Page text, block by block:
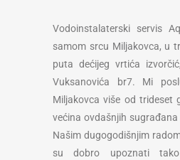
Vodoinstalaterski servis
samom srcu Miljakovca, u
puta dećijeg vrtića
Vuksanovića br7. Mi
Miljakovca više od trideset
većina ovdašnjih
Našim dugogodišnjim
su dobro upoznati